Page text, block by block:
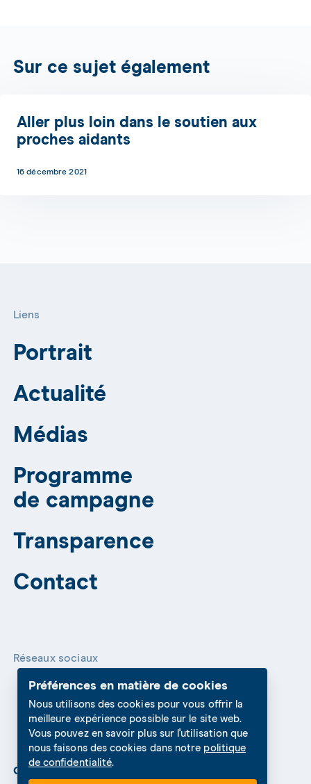
Préférences en matière de cookies
Nous utilisons des cookies pour vous offrir la
meilleure expérience possible sur le site web.
Vous pouvez en savoir plus sur l'utilisation que
nous faisons des cookies dans notre politique
de confidentialité.
Sur ce sujet également
Aller plus loin dans le soutien aux
proches aidants
16 décembre 2021
Liens
Portrait
Actualité
Médias
Programme
de campagne
Transparence
Contact
Réseaux sociaux
Cookies Settings